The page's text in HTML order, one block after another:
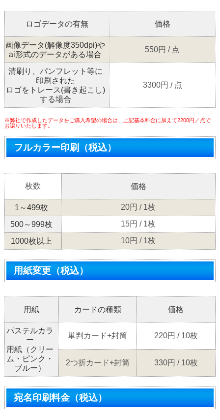
ロゴデータの有無 価格
画像データ(解像度350dpi)や
ai形式のデータがある場合
550円 / 点
清刷り、パンフレット等に
印刷された
ロゴをトレース(書き起こし)
する場合
3300円 / 点
※弊社で作成したデータをご購入希望の場合は、上記基本料金に加えて2200円／点で
お譲りいたします。
フルカラー印刷（税込）
枚数 価格
1～499枚 20円 / 1枚
500～999枚 15円 / 1枚
1000枚以上 10円 / 1枚
用紙変更（税込）
用紙 カードの種類 価格
パステルカラ
ー
用紙（クリー
ム・ピンク・
ブルー）
単判カード+封筒 220円 / 10枚
2つ折カード+封筒 330円 / 10枚
宛名印刷料金（税込）